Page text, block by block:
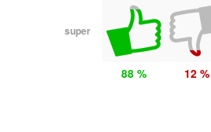
super
88 % 12 %